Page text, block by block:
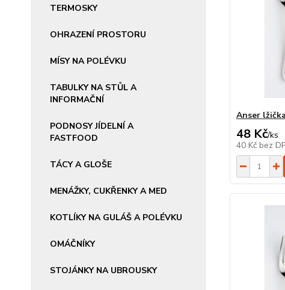
TERMOSKY
OHRAZENÍ PROSTORU
MÍSY NA POLÉVKU
TABULKY NA STŮL A
INFORMAČNÍ
PODNOSY JÍDELNÍ A
FASTFOOD
TÁCY A GLOŠE
MENÁŽKY, CUKŘENKY A MED
KOTLÍKY NA GULÁŠ A POLÉVKU
OMÁČNÍKY
STOJÁNKY NA UBROUSKY
Anser
48 Kč/ks
40 Kč bez